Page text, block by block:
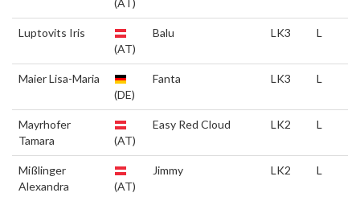
(AT)
Luptovits Iris
(AT)
Balu LK3 L
Maier Lisa-Maria
(DE)
Fanta LK3 L
Mayrhofer
Tamara
(AT)
Easy Red Cloud LK2 L
Mißlinger
Alexandra
(AT)
Jimmy LK2 L